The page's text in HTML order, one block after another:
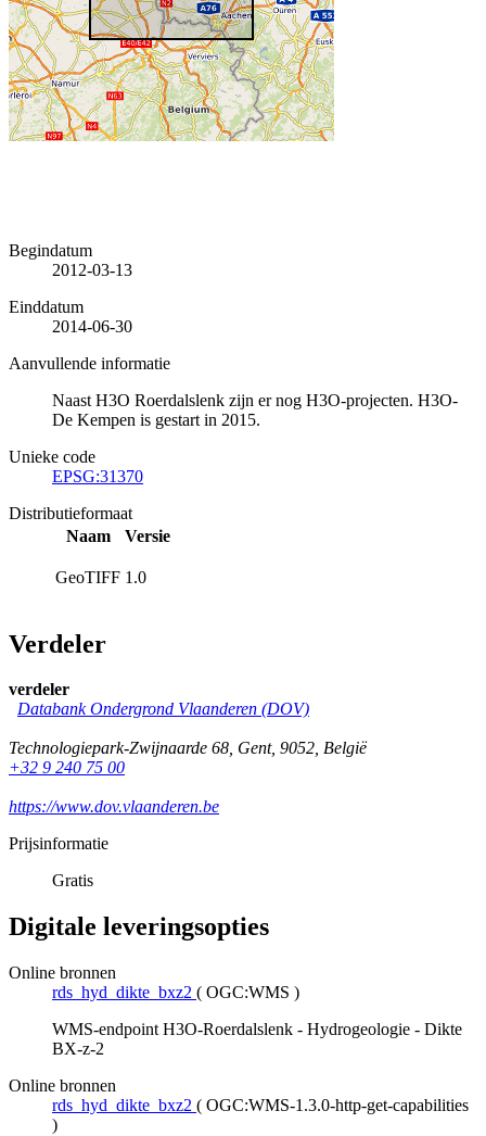
Begindatum
2012-03-13
Einddatum
2014-06-30
Aanvullende informatie
Naast H3O Roerdalslenk zijn er nog H3O-projecten. H3O-
De Kempen is gestart in 2015.
Unieke code
EPSG:31370
Distributieformaat
Naam
Versie
GeoTIFF 1.0
Verdeler
verdeler
Databank Ondergrond Vlaanderen (DOV)
Technologiepark-Zwijnaarde 68, Gent, 9052, België
+32 9 240 75 00
https://www.dov.vlaanderen.be
Prijsinformatie
Gratis
Digitale leveringsopties
Online bronnen
rds_hyd_dikte_bxz2 ( OGC:WMS )
WMS-endpoint H3O-Roerdalslenk - Hydrogeologie - Dikte
BX-z-2
Online bronnen
rds_hyd_dikte_bxz2 ( OGC:WMS-1.3.0-http-get-capabilities
)